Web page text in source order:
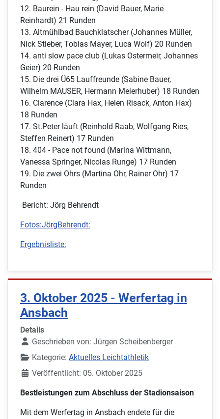
12. Baurein - Hau rein (David Bauer, Marie
Reinhardt) 21 Runden
13. Altmühlbad Bauchklatscher (Johannes Müller,
Nick Stieber, Tobias Mayer, Luca Wolf) 20 Runden
14. anti slow pace club (Lukas Ostermeir, Johannes
Geier) 20 Runden
15. Die drei Ü65 Lauffreunde (Sabine Bauer,
Wilhelm MAUSER, Hermann Meierhuber) 18 Runden
16. Clarence (Clara Hax, Helen Risack, Anton Hax)
18 Runden
17. St.Peter läuft (Reinhold Raab, Wolfgang Ries,
Steffen Reinert) 17 Runden
18. 404 - Pace not found (Marina Wittmann,
Vanessa Springer, Nicolas Runge) 17 Runden
19. Die zwei Ohrs (Martina Ohr, Rainer Ohr) 17
Runden
Bericht: Jörg Behrendt
Fotos:JörgBehrendt:
Ergebnisliste:
3. Oktober 2025 - Werfertag in
Ansbach
Details
Geschrieben von: Jürgen Scheibenberger
Kategorie: Aktuelles Leichtathletik
Veröffentlicht: 05. Oktober 2025
Bestleistungen zum Abschluss der Stadionsaison
Mit dem Werfertag in Ansbach endete für die